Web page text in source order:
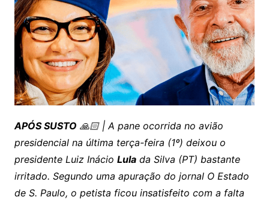
APÓS SUSTO 🙏🏻 | A pane ocorrida no avião
presidencial na última terça-feira (1º) deixou o
presidente Luiz Inácio Lulada Silva (PT) bastante
irritado. Segundo uma apuração do jornal O Estado
de S. Paulo, o petista ficou insatisfeito com a falta